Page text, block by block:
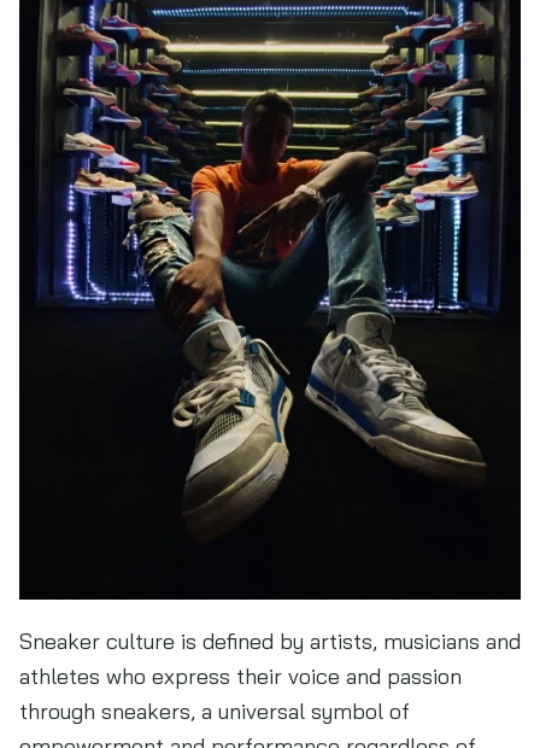
Sneaker culture is defined by artists, musicians and
athletes who express their voice and passion
through sneakers, a universal symbol of